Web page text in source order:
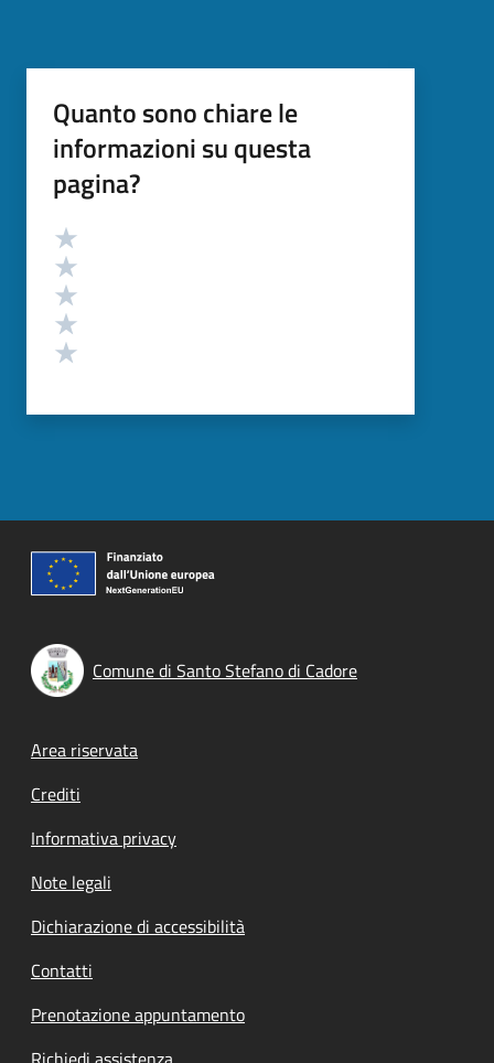
Quanto sono chiare le
informazioni su questa
pagina?
Valutazione
Comune di Santo Stefano di Cadore
Footer menu
Area riservata
Crediti
Informativa privacy
Note legali
Dichiarazione di accessibilità
Contatti
Prenotazione appuntamento